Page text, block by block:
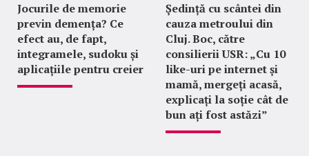
Jocurile de memorie
previn demența? Ce
efect au, de fapt,
integramele, sudoku și
aplicațiile pentru creier
Ședință cu scântei din
cauza metroului din
Cluj. Boc, către
consilierii USR: „Cu 10
like-uri pe internet și
mamă, mergeți acasă,
explicați la soție cât de
bun ați fost astăzi”